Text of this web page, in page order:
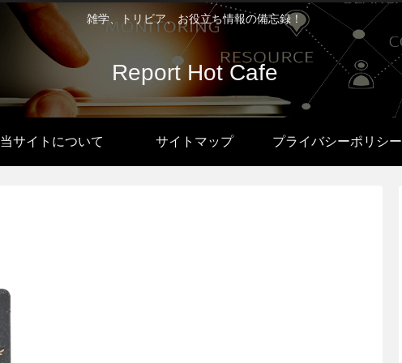
雑学、トリビア、お役立ち情報の備忘録！
Report Hot Cafe
当サイトについて サイトマップ プライバシーポリシー